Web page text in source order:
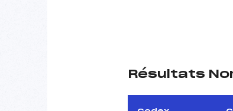
Résultats